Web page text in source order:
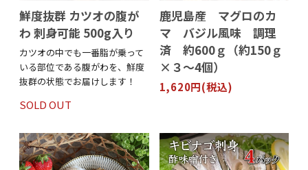
鮮度抜群 カツオの腹が
わ 刺身可能 500g入り
カツオの中でも一番脂が乗って
いる部位である腹がわを、鮮度
抜群の状態でお届けします！
SOLD OUT
鹿児島産 マグロのカ
マ バジル風味 調理
済 約600ｇ（約150ｇ
×３～4個）
1,620円(税込)